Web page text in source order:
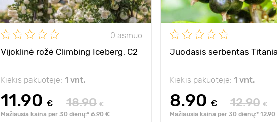
0 asmuo
Vijoklinė rožė Climbing Iceberg, C2
Kiekis pakuotėje: 1 vnt.
11.90 € 18.90 €
Mažiausia kaina per 30 dienų:* 6.90 €
Juodasis serbentas
Kiekis pakuotėje: 1 vnt.
8.90 € 12.90 €
Mažiausia kaina per 30 dienų:*